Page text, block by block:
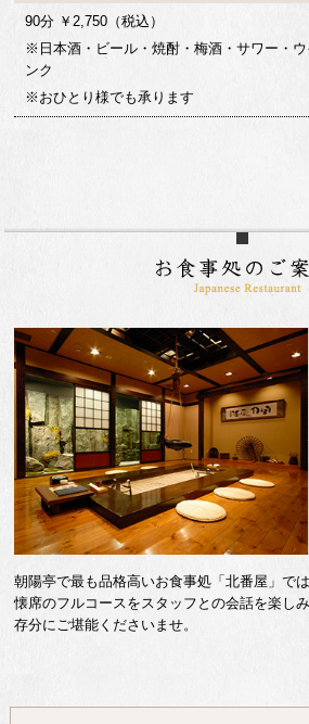
90分 ￥2,750（税込）
※日本酒・ビール・焼酎・梅酒・サワー・ウ
ンク
※おひとり様でも承ります
朝陽亭で最も品格高いお食事処「北番屋」で
懐席のフルコースをスタッフとの会話を楽し
存分にご堪能くださいませ。